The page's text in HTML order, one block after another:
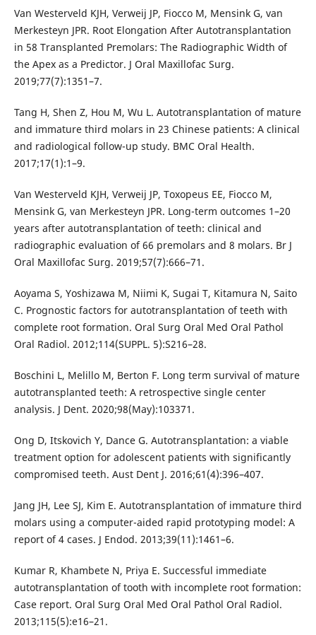
Van Westerveld KJH, Verweij JP, Fiocco M, Mensink G, van
Merkesteyn JPR. Root Elongation After Autotransplantation
in 58 Transplanted Premolars: The Radiographic Width of
the Apex as a Predictor. J Oral Maxillofac Surg.
2019;77(7):1351–7.
Tang H, Shen Z, Hou M, Wu L. Autotransplantation of mature
and immature third molars in 23 Chinese patients: A clinical
and radiological follow-up study. BMC Oral Health.
2017;17(1):1–9.
Van Westerveld KJH, Verweij JP, Toxopeus EE, Fiocco M,
Mensink G, van Merkesteyn JPR. Long-term outcomes 1–20
years after autotransplantation of teeth: clinical and
radiographic evaluation of 66 premolars and 8 molars. Br J
Oral Maxillofac Surg. 2019;57(7):666–71.
Aoyama S, Yoshizawa M, Niimi K, Sugai T, Kitamura N, Saito
C. Prognostic factors for autotransplantation of teeth with
complete root formation. Oral Surg Oral Med Oral Pathol
Oral Radiol. 2012;114(SUPPL. 5):S216–28.
Boschini L, Melillo M, Berton F. Long term survival of mature
autotransplanted teeth: A retrospective single center
analysis. J Dent. 2020;98(May):103371.
Ong D, Itskovich Y, Dance G. Autotransplantation: a viable
treatment option for adolescent patients with significantly
compromised teeth. Aust Dent J. 2016;61(4):396–407.
Jang JH, Lee SJ, Kim E. Autotransplantation of immature third
molars using a computer-aided rapid prototyping model: A
report of 4 cases. J Endod. 2013;39(11):1461–6.
Kumar R, Khambete N, Priya E. Successful immediate
autotransplantation of tooth with incomplete root formation:
Case report. Oral Surg Oral Med Oral Pathol Oral Radiol.
2013;115(5):e16–21.